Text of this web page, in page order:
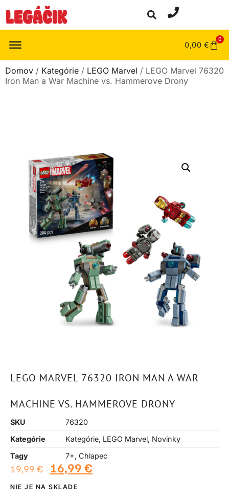
0,00 €
0
Domov / Kategórie / LEGO Marvel / LEGO Marvel 76320
Iron Man a War Machine vs. Hammerove Drony
LEGO MARVEL 76320 IRON MAN A WAR
MACHINE VS. HAMMEROVE DRONY
SKU
76320
Kategórie
Kategórie, LEGO Marvel, Novinky
Tagy
7+, Chlapec
19,99€ 16,99 €
NIE JE NA SKLADE